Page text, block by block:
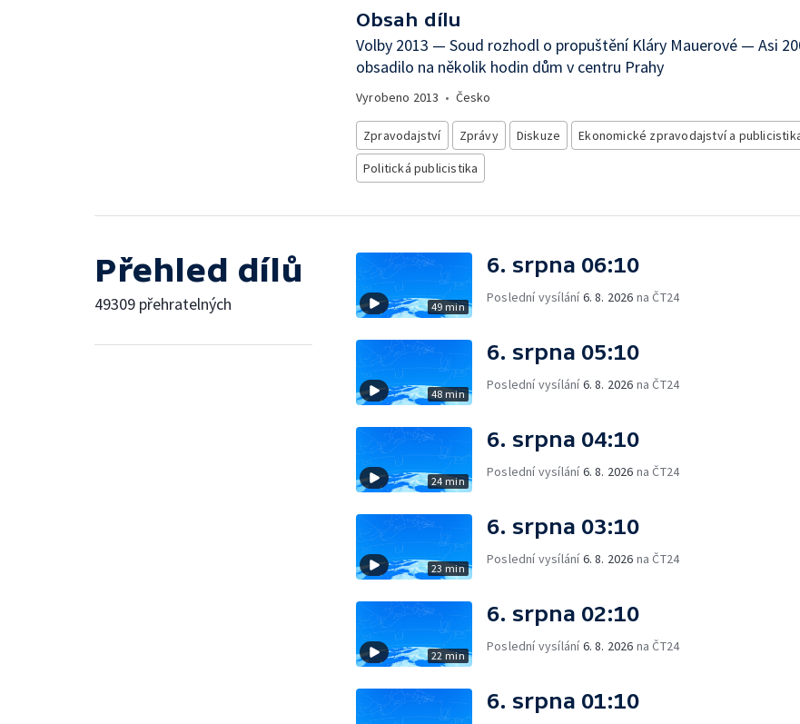
Obsah dílu
Volby 2013 — Soud rozhodl o propuštění Kláry Mauerové — Asi
obsadilo na několik hodin dům v centru Prahy
Vyrobeno 2013 • Česko
Zpravodajství Zprávy Diskuze
Ekonomické zpravodajství a
Politická publicistika
Přehled dílů
49309 přehratelných 49 min
6. srpna 06:10
Poslední vysílání6. 8. 2026 na ČT24
48 min
6. srpna 05:10
Poslední vysílání6. 8. 2026 na ČT24
24 min
6. srpna 04:10
Poslední vysílání6. 8. 2026 na ČT24
23 min
6. srpna 03:10
Poslední vysílání6. 8. 2026 na ČT24
22 min
6. srpna 02:10
Poslední vysílání6. 8. 2026 na ČT24
6. srpna 01:10